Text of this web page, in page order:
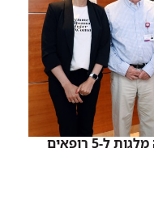
מכללת רמב"ם ידע חילקה השנה מלגות ל-5 רופאים